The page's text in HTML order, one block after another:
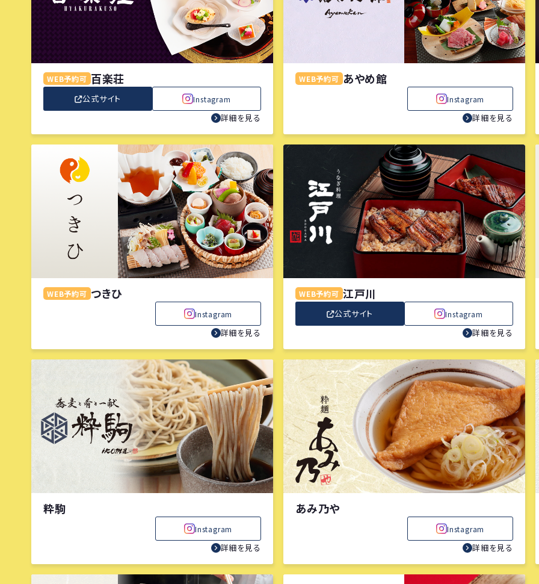
WEB予約可 百楽荘
公式サイト Instagram
詳細を見る
WEB予約可 あやめ館
Instagram
詳細を見る
WEB予約可 つきひ
Instagram
詳細を見る
WEB予約可 江戸川
公式サイト Instagram
詳細を見る
粋駒
Instagram
詳細を見る
あみ乃や
Instagram
詳細を見る